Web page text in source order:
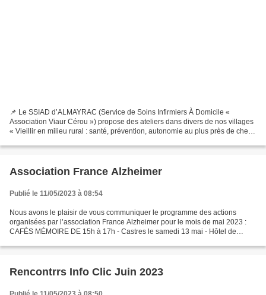
📌 Le SSIAD d’ALMAYRAC (Service de Soins Infirmiers À Domicile «
Association Viaur Cérou ») propose des ateliers dans divers de nos villages
« Vieillir en milieu rural : santé, prévention, autonomie au plus près de chez
Association France Alzheimer
Publié le 11/05/2023 à 08:54
Nous avons le plaisir de vous communiquer le programme des actions
organisées par l’association France Alzheimer pour le mois de mai 2023 :
CAFÉS MÉMOIRE DE 15h à 17h - Castres le samedi 13 mai - Hôtel de
Rencontrrs Info Clic Juin 2023